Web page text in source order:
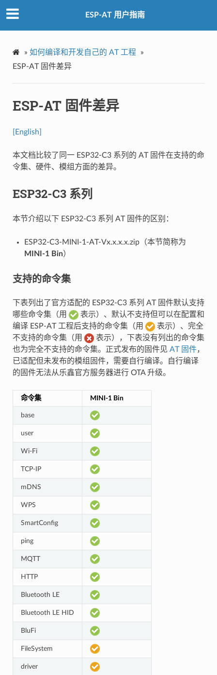
ESP-AT 用户指南
» 如何编译和开发自己的 AT 工程
»
ESP-AT 固件差异
ESP-AT 固件差异
[English]
本文档比较了同一 ESP32-C3 系列的 AT 固件在支持的命
令集、硬件、模组方面的差异。
ESP32-C3 系列
本节介绍以下 ESP32-C3 系列 AT 固件的区别：
ESP32-C3-MINI-1-AT-Vx.x.x.x.zip（本节简称为
MINI-1 Bin）
支持的命令集
下表列出了官方适配的 ESP32-C3 系列 AT 固件默认支持
哪些命令集（用
表示）、默认不支持但可以在配置和
编译 ESP-AT 工程后支持的命令集（用
表示）、完全
不支持的命令集（用
表示），下表没有列出的命令集
也为完全不支持的命令集。正式发布的固件见 AT 固件，
已适配但未发布的模组固件，需要自行编译。自行编译
的固件无法从乐鑫官方服务器进行 OTA 升级。
命令集 MINI-1 Bin
base
user
Wi-Fi
TCP-IP
mDNS
WPS
SmartConfig
ping
MQTT
HTTP
Bluetooth LE
Bluetooth LE HID
BluFi
FileSystem
driver